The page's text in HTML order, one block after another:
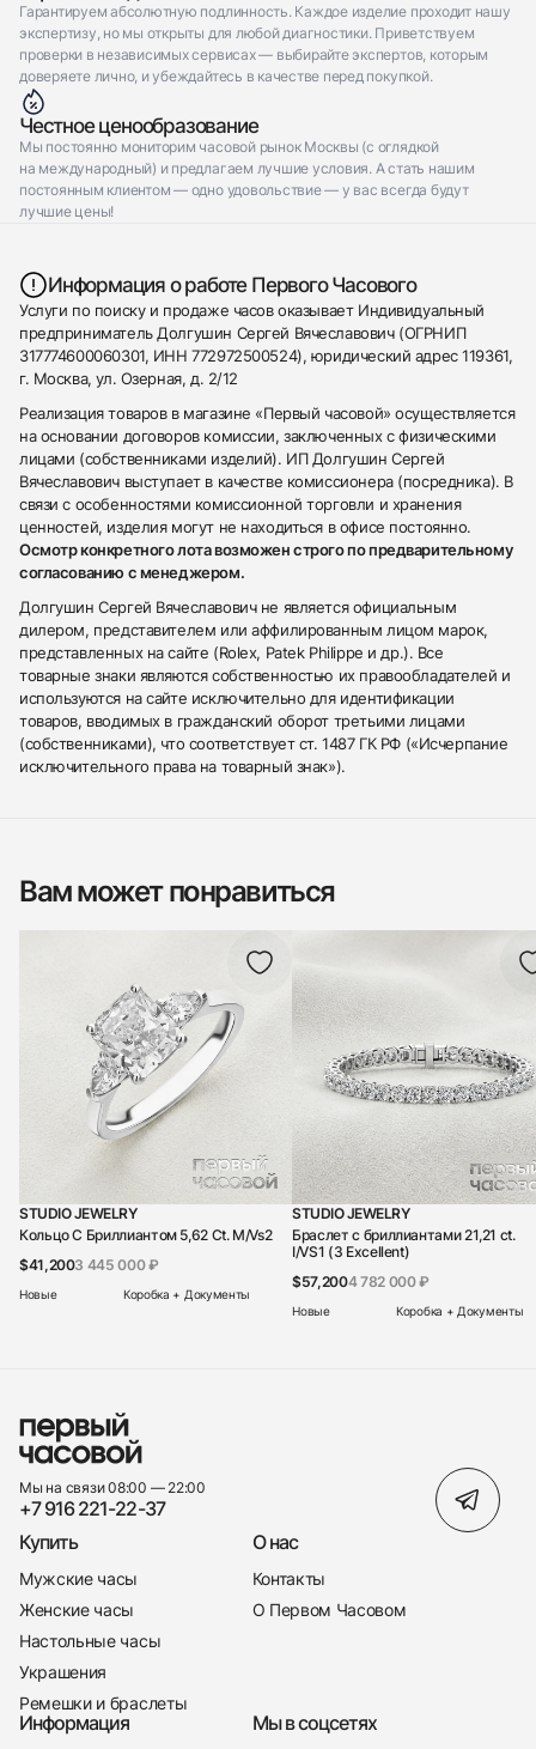
Гарантируем абсолютную подлинность. Каждое изделие проходит нашу
экспертизу, но мы открыты для любой диагностики. Приветствуем
проверки в независимых сервисах — выбирайте экспертов, которым
доверяете лично, и убеждайтесь в качестве перед покупкой.
Честное ценообразование
Мы постоянно мониторим часовой рынок Москвы (с оглядкой
на международный) и предлагаем лучшие условия. А стать нашим
постоянным клиентом — одно удовольствие — у вас всегда будут
лучшие цены!
Информация о работе Первого Часового
Услуги по поиску и продаже часов оказывает Индивидуальный
предприниматель Долгушин Сергей Вячеславович (ОГРНИП
317774600060301, ИНН 772972500524), юридический адрес 119361,
г. Москва, ул. Озерная, д. 2/12
Реализация товаров в магазине «Первый часовой» осуществляется
на основании договоров комиссии, заключенных с физическими
лицами (собственниками изделий). ИП Долгушин Сергей
Вячеславович выступает в качестве комиссионера (посредника). В
связи с особенностями комиссионной торговли и хранения
ценностей, изделия могут не находиться в офисе постоянно.
Осмотр конкретного лота возможен строго по предварительному
согласованию с менеджером.
Долгушин Сергей Вячеславович не является официальным
дилером, представителем или аффилированным лицом марок,
представленных на сайте (Rolex, Patek Philippe и др.). Все
товарные знаки являются собственностью их правообладателей и
используются на сайте исключительно для идентификации
товаров, вводимых в гражданский оборот третьими лицами
(собственниками), что соответствует ст. 1487 ГК РФ («Исчерпание
исключительного права на товарный знак»).
Вам может понравиться
STUDIO JEWELRY
Кольцо С Бриллиантом 5,62 Ct. M/Vs2
$41,2003 445 000 ₽
Новые Коробка + Документы
STUDIO JEWELRY
Браслет с бриллиантами 21,21 ct.
I/VS1 (3 Excellent)
$57,2004 782 000 ₽
Новые Коробка + Документы
Мы на связи 08:00 — 22:00
+7 916 221-22-37
Купить
Мужские часы
Женские часы
Настольные часы
Украшения
Ремешки и браслеты
О нас
Контакты
О Первом Часовом
Информация Мы в соцсетях